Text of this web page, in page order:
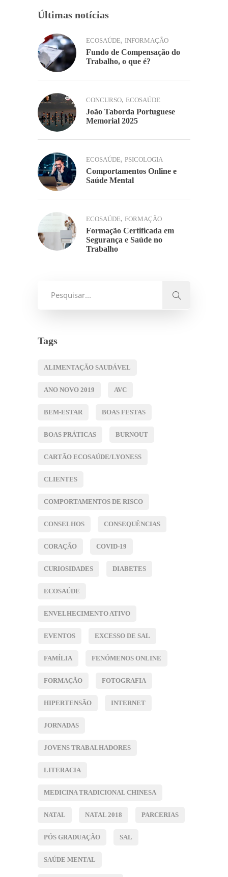
Últimas notícias
ECOSAÚDE, INFORMAÇÃO
Fundo de Compensação do
Trabalho, o que é?
CONCURSO, ECOSAÚDE
João Taborda Portuguese
Memorial 2025
ECOSAÚDE, PSICOLOGIA
Comportamentos Online e
Saúde Mental
ECOSAÚDE, FORMAÇÃO
Formação Certificada em
Segurança e Saúde no
Trabalho
Tags
ALIMENTAÇÃO SAUDÁVEL
ANO NOVO 2019 AVC
BEM-ESTAR BOAS FESTAS
BOAS PRÁTICAS BURNOUT
CARTÃO ECOSAÚDE/LYONESS
CLIENTES
COMPORTAMENTOS DE RISCO
CONSELHOS CONSEQUÊNCIAS
CORAÇÃO COVID-19
CURIOSIDADES DIABETES
ECOSAÚDE
ENVELHECIMENTO ATIVO
EVENTOS EXCESSO DE SAL
FAMÍLIA FENÓMENOS ONLINE
FORMAÇÃO FOTOGRAFIA
HIPERTENSÃO INTERNET
JORNADAS
JOVENS TRABALHADORES
LITERACIA
MEDICINA TRADICIONAL CHINESA
NATAL NATAL 2018 PARCERIAS
PÓS GRADUAÇÃO SAL
SAÚDE MENTAL